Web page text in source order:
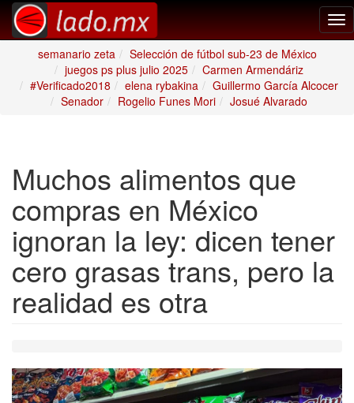
semanario zeta
Selección de fútbol sub-23 de México
juegos ps plus julio 2025
Carmen Armendáriz
#Verificado2018
elena rybakina
Guillermo García Alcocer
Senador
Rogelio Funes Mori Josué Alvarado
Muchos alimentos que
compras en México
ignoran la ley: dicen tener
cero grasas trans, pero la
realidad es otra